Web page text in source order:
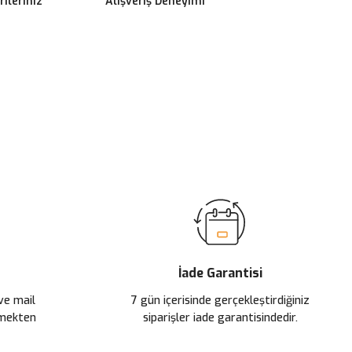
mail
İade Garantisi
7 gün içerisinde gerçekleştirdiğiniz
siparişler iade garantisindedir.